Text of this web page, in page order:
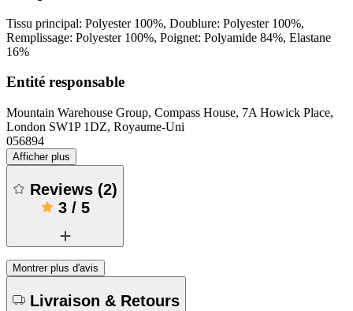
Tissu principal: Polyester 100%, Doublure: Polyester 100%,
Remplissage: Polyester 100%, Poignet: Polyamide 84%, Elastane
16%
Entité responsable
Mountain Warehouse Group, Compass House, 7A Howick Place,
London SW1P 1DZ, Royaume-Uni
056894
Afficher plus
Reviews (2)
3/ 5
Montrer plus d'avis
Livraison & Retours